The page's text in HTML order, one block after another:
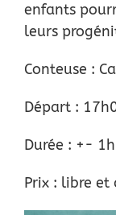
enfants
leurs
Conteuse :
Départ :
Durée : +-
Prix : libre et